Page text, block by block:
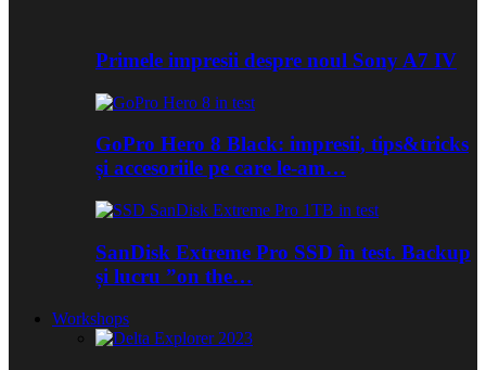
Primele impresii despre noul Sony A7 IV
GoPro Hero 8 Black: impresii, tips&tricks
și accesoriile pe care le-am…
SanDisk Extreme Pro SSD în test. Backup
și lucru ”on the…
Workshops